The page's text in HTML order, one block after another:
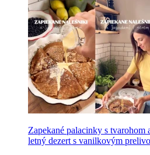
Zapekané palacinky s
letný dezert s vanilkovým